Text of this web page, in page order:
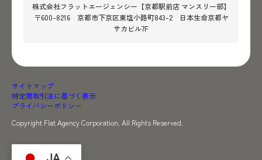
株式会社フラットエージェンシー【京都駅前店 マンスリー部】
〒600-8216 京都市下京区東塩小路町843-2 日本生命京都ヤ
サカビル7F
サイトマップ
特定商取引法に基づく表示
プライバシーポリシー
Copyright Flat Agency Corporation. All Rights Reserved.